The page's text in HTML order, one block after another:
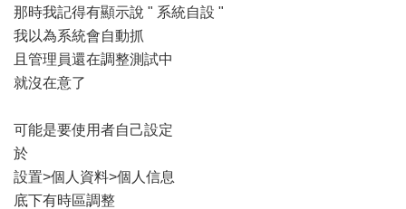
那時我記得有顯示說 " 系統自設 "
我以為系統會自動抓
且管理員還在調整測試中
就沒在意了
可能是要使用者自己設定
於
設置>個人資料>個人信息
底下有時區調整